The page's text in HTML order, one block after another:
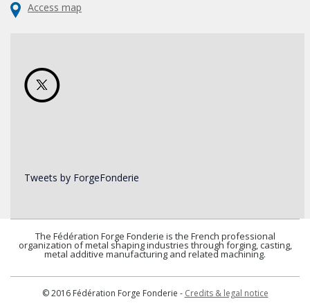
Access map
Tweets by ForgeFonderie
The Fédération Forge Fonderie is the French professional
organization of metal shaping industries through forging, casting,
metal additive manufacturing and related machining.
© 2016 Fédération Forge Fonderie - Credits & legal notice